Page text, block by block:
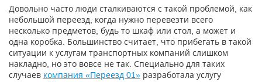
Довольно часто люди сталкиваются с такой проблемой, как
небольшой переезд, когда нужно перевезти всего
несколько предметов, будь то шкаф или стол, а может и
одна коробка. Большинство считает, что прибегать в такой
ситуации к услугам транспортных компаний слишком
накладно, но это вовсе не так. Специально для таких
случаев компания «Переезд 01» разработала услугу